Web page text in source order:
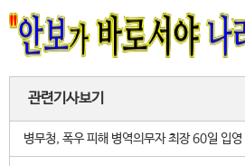
관련기사보기
병무청, 폭우 피해 병역의무자 최장 60일 입영